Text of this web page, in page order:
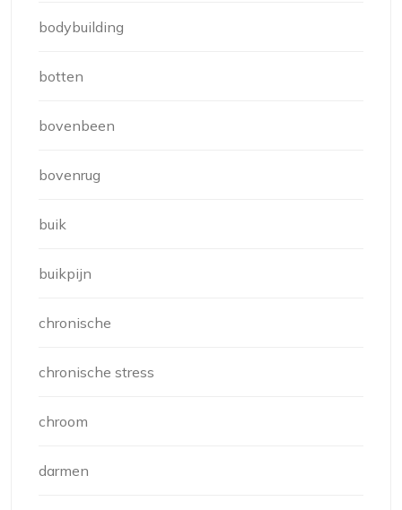
bodybuilding
botten
bovenbeen
bovenrug
buik
buikpijn
chronische
chronische stress
chroom
darmen